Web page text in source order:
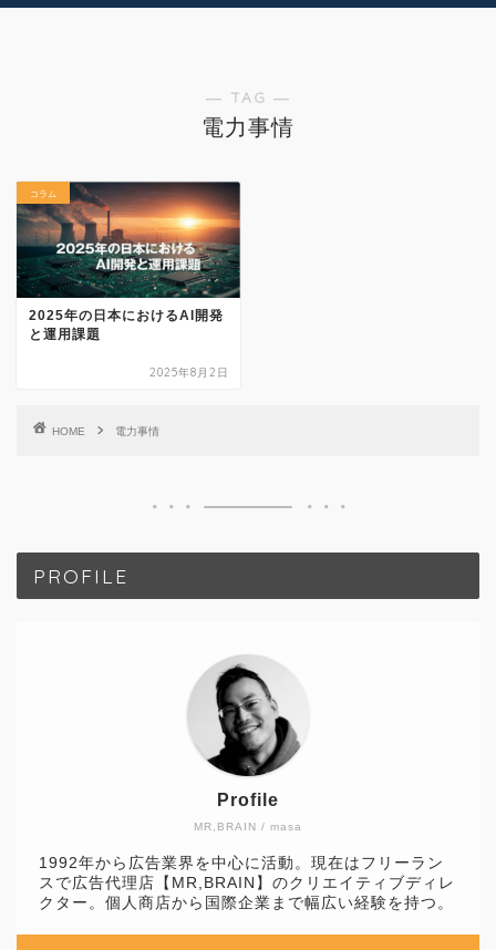
― TAG ―
電力事情
コラム
2025年の日本におけるAI開発
と運用課題
2025年8月2日
HOME 電力事情
PROFILE
MR,BRAIN / masa
Profile
1992年から広告業界を中心に活動。現在はフリーラン
スで広告代理店【MR,BRAIN】のクリエイティブディレ
クター。個人商店から国際企業まで幅広い経験を持つ。